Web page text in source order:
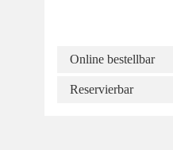
Online bestellbar
Reservierbar